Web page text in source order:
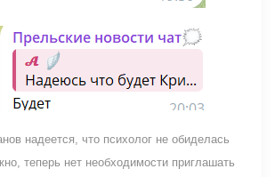
надеется, что психолог не обиделась
теперь нет необходимости приглашать